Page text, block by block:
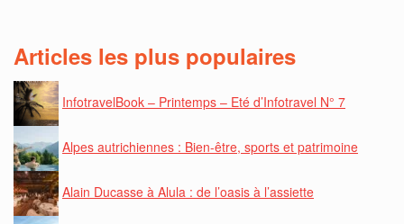
Articles les plus populaires
InfotravelBook – Printemps – Eté d’Infotravel N° 7
Alpes autrichiennes : Bien-être, sports et patrimoine
Alain Ducasse à Alula : de l’oasis à l’assiette